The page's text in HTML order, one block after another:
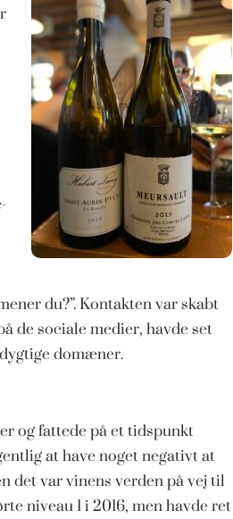
du?”. Kontakten var skabt
de sociale medier, havde set
domæner.
og fattede på et tidspunkt
at have noget negativt at
det var vinens verden på vej til
niveau 1 i 2016, men havde ret